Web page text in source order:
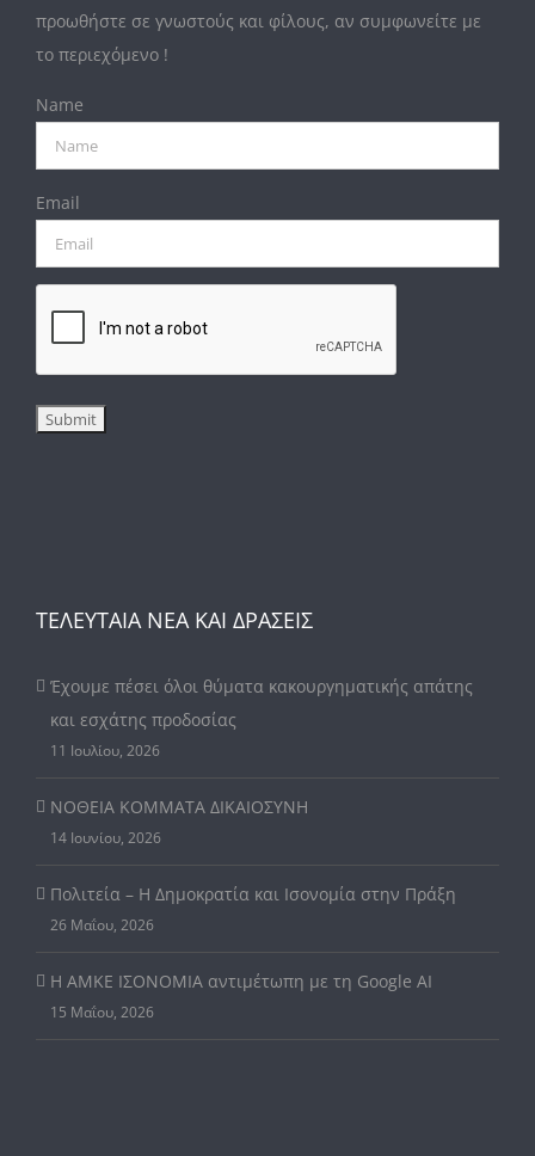
προωθήστε σε γνωστούς και φίλους, αν συμφωνείτε με
το περιεχόμενο !
Name
Email
ΤΕΛΕΥΤΑΙΑ ΝΕΑ ΚΑΙ ΔΡΑΣΕΙΣ
Έχουμε πέσει όλοι θύματα κακουργηματικής απάτης
και εσχάτης προδοσίας
11 Ιουλίου, 2026
ΝΟΘΕΙΑ ΚΟΜΜΑΤΑ ΔΙΚΑΙΟΣΥΝΗ
14 Ιουνίου, 2026
Πολιτεία – Η Δημοκρατία και Ισονομία στην Πράξη
26 Μαΐου, 2026
Η ΑΜΚΕ ΙΣΟΝΟΜΙΑ αντιμέτωπη με τη Google AI
15 Μαΐου, 2026